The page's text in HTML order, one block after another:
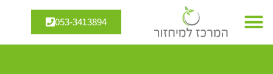
053-3413894